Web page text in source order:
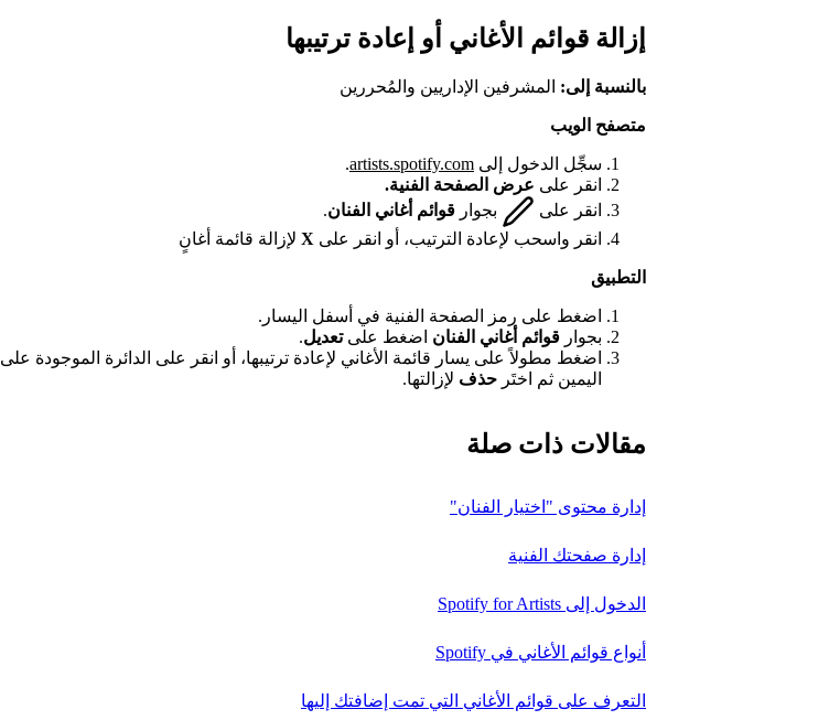
إزالة قوائم الأغاني أو إعادة ترتيبها
بالنسبة إلى: المشرفين الإداريين والمُحررين
متصفح الويب
سجِّل الدخول إلى artists.spotify.com
.
انقر على عرض الصفحة الفنية.
انقر على
بجوار قوائم أغاني الفنان.
انقر واسحب لإعادة الترتيب، أو انقر على X لإزالة قائمة أغانٍ
التطبيق
اضغط على رمز الصفحة الفنية في أسفل اليسار.
بجوار قوائم أغاني الفنان اضغط علىتعديل.
اضغط مطولاً على يسار قائمة الأغاني لإعادة ترتيبها، أو انقر على الدائرة الموجودة على
اليمين ثم اختَر حذف لإزالتها.
مقالات ذات صلة
إدارة محتوى "اختيار الفنان"
إدارة صفحتك الفنية
الدخول إلى Spotify for Artists
أنواع قوائم الأغاني في Spotify
التعرف على قوائم الأغاني التي تمت إضافتك إليها